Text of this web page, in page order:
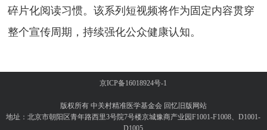
碎片化阅读习惯。该系列短视频将作为固定内容贯穿
整个宣传周期，持续强化公众健康认知。
京ICP备16018924号-1
版权所有 中关村精准医学基金会 回忆旧版网站
地址：北京市朝阳区青年路西里3号院7号楼京城豫商产业园F1001-F1008、D1001-
D1005